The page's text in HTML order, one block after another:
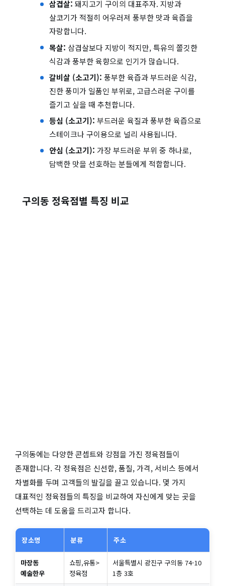
삼겹살: 돼지고기 구이의 대표주자. 지방과
살코기가 적절히 어우러져 풍부한 맛과 육즙을
자랑합니다.
목살: 삼겹살보다 지방이 적지만, 특유의 쫄깃한
식감과 풍부한 육향으로 인기가 많습니다.
갈비살 (소고기): 풍부한 육즙과 부드러운 식감,
진한 풍미가 일품인 부위로, 고급스러운 구이를
즐기고 싶을 때 추천합니다.
등심 (소고기): 부드러운 육질과 풍부한 육즙으로
스테이크나 구이용으로 널리 사용됩니다.
안심 (소고기): 가장 부드러운 부위 중 하나로,
담백한 맛을 선호하는 분들에게 적합합니다.
구의동 정육점별 특징 비교
구의동에는 다양한 콘셉트와 강점을 가진 정육점들이
존재합니다. 각 정육점은 신선함, 품질, 가격, 서비스 등에서
차별화를 두며 고객들의 발길을 끌고 있습니다. 몇 가지
대표적인 정육점들의 특징을 비교하여 자신에게 맞는 곳을
선택하는 데 도움을 드리고자 합니다.
장소명 분류 주소
마장동
예술한우
쇼핑,유통>
정육점
서울특별시 광진구 구의동 74-10
1층 3호